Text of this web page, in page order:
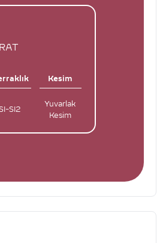
Kesim
SI2
Yuvarlak
Kesim